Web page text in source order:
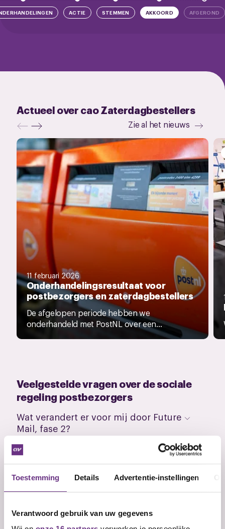
Toestemming Details Advertentie-instellingen
Verantwoord gebruik van uw gegevens
ACTIE STEMMEN AKKOORD AFGEROND
Actueel over cao Zaterdagbestellers
Zie al het nieuws
11 februari 2026
Onderhandelingsresultaat voor
postbezorgers en zaterdagbestellers
De afgelopen periode hebben we
onderhandeld met PostNL over een...
Veelgestelde vragen over de sociale
regeling postbezorgers
Wat verandert er voor mij door Future
Mail, fase 2?
Wanneer hoor ik wat mijn nieuwe
werkpatroon wordt?
Mag ik het nieuwe werkpatroon
nieuwe werkpatroon?